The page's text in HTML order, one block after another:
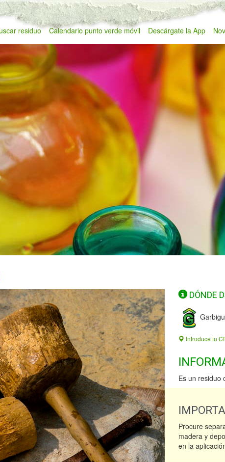
residuo Calendario punto verde móvil Descárgate la App
DÓNDE
Introduce tu
Es un residuo
Procure
madera y
en la